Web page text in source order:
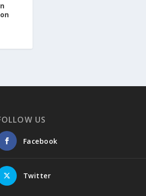
US
Facebook
Twitter